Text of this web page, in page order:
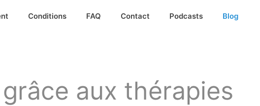
Conditions FAQ Contact Podcasts Blog
aux thérapies